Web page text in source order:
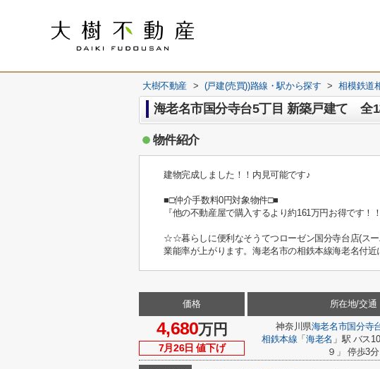
大樹不動産 > (戸建(売買))路線・駅から探す > 相模鉄道
海老名市国分寺台5丁目 新築戸建て 全1
物件紹介
建物完成しました！！内見可能です♪
■□仲介手数料0円対象物件□■
『他の不動産屋で購入するより約161万円お得です！！
☆☆暮らしに便利なそうてつローゼン国分寺台店(ス
業能率が上がります。海老名市の相鉄本線海老名付
価格
4,680万円
7月26日 値下げ
所在地/交通
神奈川県海老名市国分寺
相鉄本線 「海老名 」駅 バス
９」 停歩3分